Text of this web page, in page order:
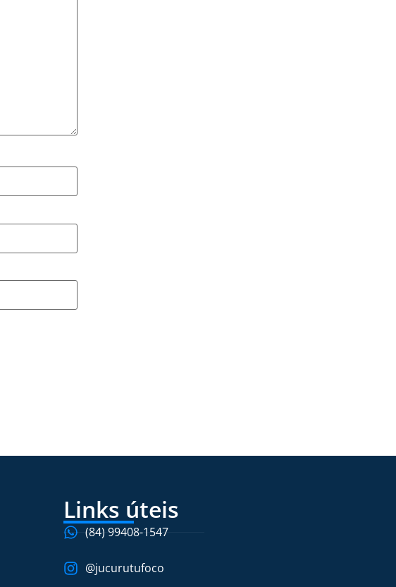
Links úteis
(84) 99408-1547
@jucurutufoco